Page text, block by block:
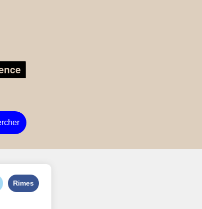
Rimes